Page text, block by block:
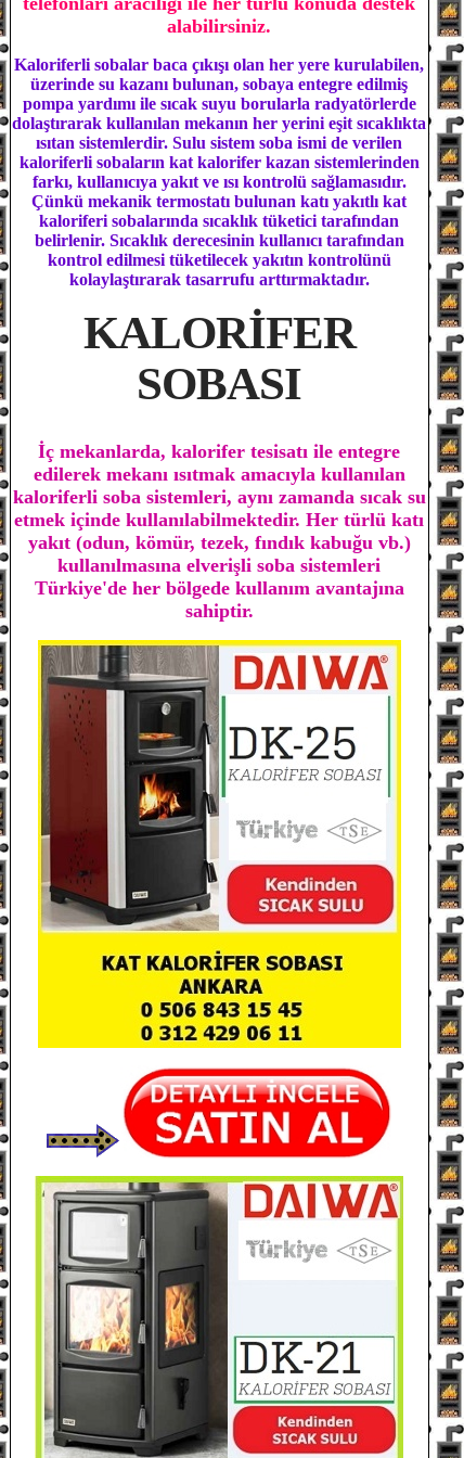
alabilirsiniz.
Kaloriferli sobalar baca çıkışı olan her yere kurulabilen,
üzerinde su kazanı bulunan, sobaya entegre edilmiş
pompa yardımı ile sıcak suyu borularla radyatörlerde
dolaştırarak kullanılan mekanın her yerini eşit sıcaklıkta
ısıtan sistemlerdir. Sulu sistem soba ismi de verilen
kaloriferli sobaların kat kalorifer kazan sistemlerinden
farkı, kullanıcıya yakıt ve ısı kontrolü sağlamasıdır.
Çünkü mekanik termostatı bulunan katı yakıtlı kat
kaloriferi sobalarında sıcaklık tüketici tarafından
belirlenir. Sıcaklık derecesinin kullanıcı tarafından
kontrol edilmesi tüketilecek yakıtın kontrolünü
kolaylaştırarak tasarrufu arttırmaktadır.
KALORİFER
SOBASI
İç mekanlarda, kalorifer tesisatı ile entegre
edilerek mekanı ısıtmak amacıyla kullanılan
kaloriferli soba sistemleri, aynı zamanda sıcak su
etmek içinde kullanılabilmektedir. Her türlü katı
yakıt (odun, kömür, tezek, fındık kabuğu vb.)
kullanılmasına elverişli soba sistemleri
Türkiye'de her bölgede kullanım avantajına
sahiptir.